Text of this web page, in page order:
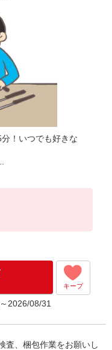
分！いつでも好きな
キープ
2026/08/31
査、梱包作業をお願いし